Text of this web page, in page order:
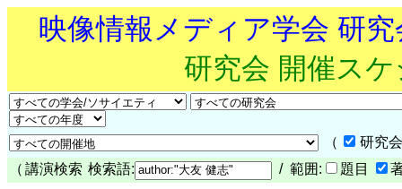
映像情報メディア学会 研
研究会 開催ス
（
研究
（ 講演検索 検索語: / 範囲: 題目